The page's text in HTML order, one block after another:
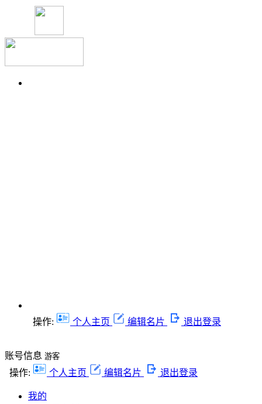
操作: 个人主页 编辑名片 退出登录
账号信息 游客
操作: 个人主页 编辑名片 退出登录
我的